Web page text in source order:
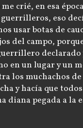
crié, en esa
eso
usar botas de
del campo,
declarado
en un lugar y un
los muchachos
y hacía que
diana pegada a la